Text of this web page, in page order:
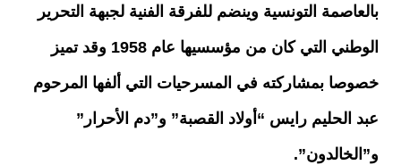
بالعاصمة التونسية وينضم للفرقة الفنية لجبهة التحرير
الوطني التي كان من مؤسسيها عام 1958 وقد تميز
خصوصا بمشاركته في المسرحيات التي ألفها المرحوم
عبد الحليم رايس “أولاد القصبة” و”دم الأحرار”
و”الخالدون”.